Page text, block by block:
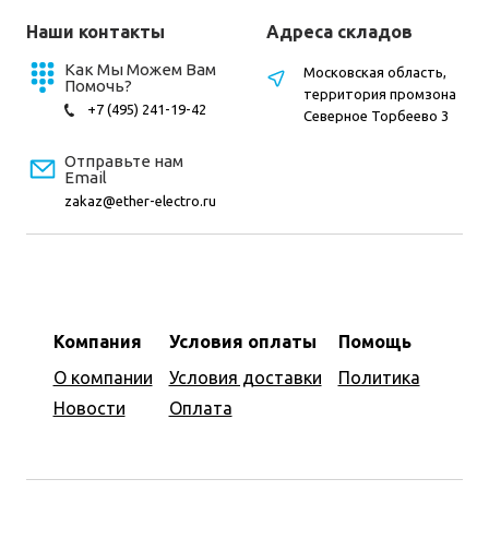
Наши контакты
Как Мы Можем Вам
Помочь?
+7 (495) 241-19-42
Отправьте нам
Email
zakaz@ether-electro.ru
Компания
О компании
Новости
Условия оплаты
Условия доставки
Оплата
Помощь
Политика
Адреса складов
Московская область,
территория промзона
Северное Торбеево 3